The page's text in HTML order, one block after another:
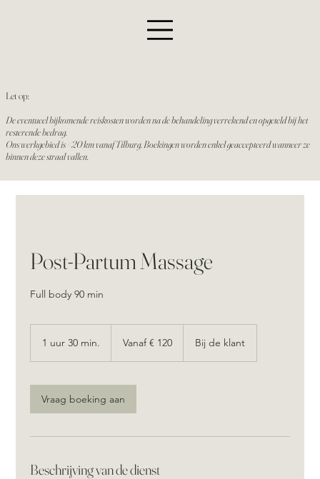
Let op:
De eventueel bijkomende reiskosten worden na de behandeling verrekend en opgeteld bij het
resterende bedrag.
Ons werkgebied is <20 km vanaf Tilburg. Boekingen worden enkel geaccepteerd wanneer ze
binnen deze straal vallen.
Post-Partum Massage
Full body 90 min
1 uur 30 min.
3
0
m
n
euroVanaf € 120 Bij de klant
Vraag boeking aan
Beschrijving van de dienst